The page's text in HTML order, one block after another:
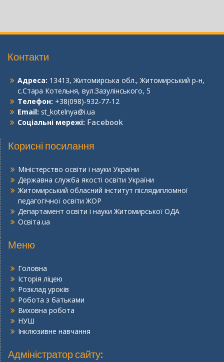
Контакти
Адреса: 13413, Житомирська обл., Житомирський р-н,
с.Стара Котельня, вул.Зазулінського, 5
Телефон: +38(098)-932-77-12
Email: st_kotelnya@i.ua
Соціальні мережі: Facebook
Корисні посилання
Міністерство освіти і науки України
Державна служба якості освіти України
Житомирський обласний інститут післядипломної
педагогічної освіти ЖОР
Департамент освіти і науки Житомирської ОДА
Освіта.ua
Меню
Головна
Історія ліцею
Розклад уроків
Робота з батьками
Виховна робота
НУШ
Інклюзивне навчання
Адміністратор сайту: